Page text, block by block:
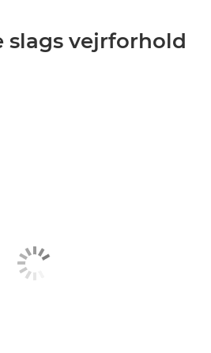
slags vejrforhold